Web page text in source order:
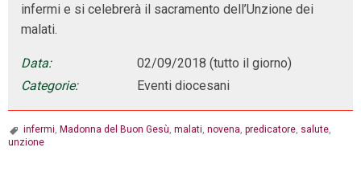
infermi e si celebrerà il sacramento dell’Unzione dei
malati.
Data: 02/09/2018 (tutto il giorno)
Categorie:
Eventi diocesani
infermi, Madonna del Buon Gesù, malati, novena, predicatore, salute,
unzione